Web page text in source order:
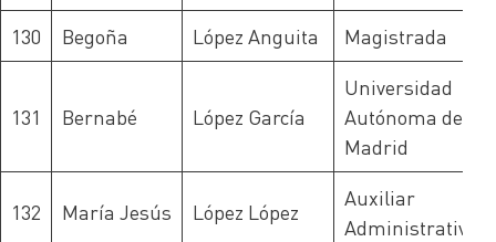
130
Begoña López Anguita Magistrada
131 Bernabé López García
Universidad
Autónoma de
Madrid
132 María Jesús López López
Auxiliar
Administrativa